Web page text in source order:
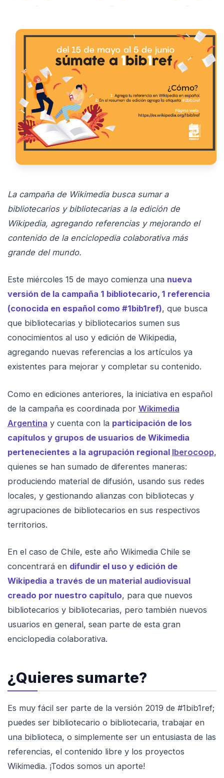
La campaña de Wikimedia busca sumar a
bibliotecarios y bibliotecarias a la edición de
Wikipedia, agregando referencias y mejorando el
contenido de la enciclopedia colaborativa más
grande del mundo.
Este miércoles 15 de mayo comienza una nueva
versión de la campaña 1 bibliotecario, 1 referencia
(conocida en español como #1bib1ref), que busca
que bibliotecarias y bibliotecarios sumen sus
conocimientos al uso y edición de Wikipedia,
agregando nuevas referencias a los artículos ya
existentes para mejorar y completar su contenido.
Como en ediciones anteriores, la iniciativa en español
de la campaña es coordinada por Wikimedia
Argentina y cuenta con la participación de los
capítulos y grupos de usuarios de Wikimedia
pertenecientes a la agrupación regional Iberocoop,
quienes se han sumado de diferentes maneras:
produciendo material de difusión, usando sus redes
locales, y gestionando alianzas con bibliotecas y
agrupaciones de bibliotecarios en sus respectivos
territorios.
En el caso de Chile, este año Wikimedia Chile se
concentrará en difundir el uso y edición de
Wikipedia a través de un material audiovisual
creado por nuestro capítulo, para que nuevos
bibliotecarios y bibliotecarias, pero también nuevos
usuarios en general, sean parte de esta gran
enciclopedia colaborativa.
¿Quieres sumarte?
Es muy fácil ser parte de la versión 2019 de #1bib1ref;
puedes ser bibliotecario o bibliotecaria, trabajar en
una biblioteca, o simplemente ser un entusiasta de las
referencias, el contenido libre y los proyectos
Wikimedia. ¡Todos somos un aporte!